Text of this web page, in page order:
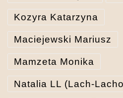
Kozyra Katarzyna
Maciejewski Mariusz
Mamzeta Monika
Natalia LL (Lach-